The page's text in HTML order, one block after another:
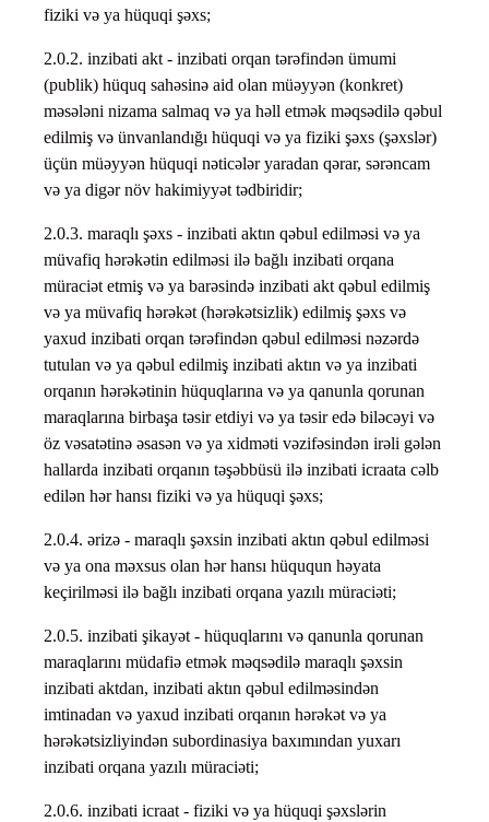
fiziki və ya hüquqi şəxs;
2.0.2. inzibati akt - inzibati orqan tərəfindən ümumi
(publik) hüquq sahəsinə aid olan müəyyən (konkret)
məsələni nizama salmaq və ya həll etmək məqsədilə qəbul
edilmiş və ünvanlandığı hüquqi və ya fiziki şəxs (şəxslər)
üçün müəyyən hüquqi nəticələr yaradan qərar, sərəncam
və ya digər növ hakimiyyət tədbiridir;
2.0.3. maraqlı şəxs - inzibati aktın qəbul edilməsi və ya
müvafiq hərəkətin edilməsi ilə bağlı inzibati orqana
müraciət etmiş və ya barəsində inzibati akt qəbul edilmiş
və ya müvafiq hərəkət (hərəkətsizlik) edilmiş şəxs və
yaxud inzibati orqan tərəfindən qəbul edilməsi nəzərdə
tutulan və ya qəbul edilmiş inzibati aktın və ya inzibati
orqanın hərəkətinin hüquqlarına və ya qanunla qorunan
maraqlarına birbaşa təsir etdiyi və ya təsir edə biləcəyi və
öz vəsatətinə əsasən və ya xidməti vəzifəsindən irəli gələn
hallarda inzibati orqanın təşəbbüsü ilə inzibati icraata cəlb
edilən hər hansı fiziki və ya hüquqi şəxs;
2.0.4. ərizə - maraqlı şəxsin inzibati aktın qəbul edilməsi
və ya ona məxsus olan hər hansı hüququn həyata
keçirilməsi ilə bağlı inzibati orqana yazılı müraciəti;
2.0.5. inzibati şikayət - hüquqlarını və qanunla qorunan
maraqlarını müdafiə etmək məqsədilə maraqlı şəxsin
inzibati aktdan, inzibati aktın qəbul edilməsindən
imtinadan və yaxud inzibati orqanın hərəkət və ya
hərəkətsizliyindən subordinasiya baxımından yuxarı
inzibati orqana yazılı müraciəti;
2.0.6. inzibati icraat - fiziki və ya hüquqi şəxslərin